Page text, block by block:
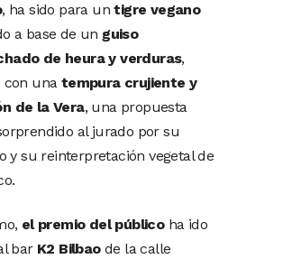
, ha sido para untigre vegano
a base de un guiso
de heura y verduras,
con una tempura crujiente y
de la Vera, una propuesta
al jurado por su
y su reinterpretación vegetal de
el premio del públicoha ido
bar K2 Bilbaode la calle